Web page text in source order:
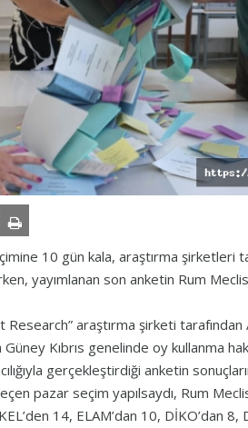
10 gün kala, araştırma şirketleri
yayımlanan son anketin Rum
araştırma şirketi tarafından
Kıbrıs genelinde oy kullanma
gerçekleştirdiği anketin
pazar seçim yapılsaydı, Rum
14, ELAM’dan 10, DİKO’dan